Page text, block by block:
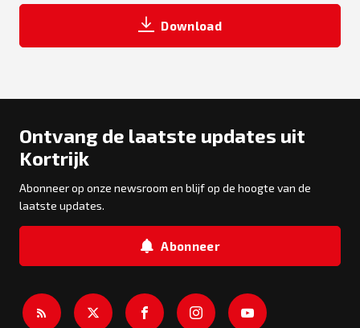
Download
Ontvang de laatste updates uit
Kortrijk
Abonneer op onze newsroom en blijf op de hoogte van de
laatste updates.
Abonneer